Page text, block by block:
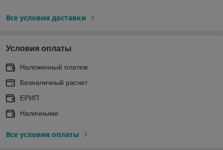
Все условия доставки
Условия оплаты
Наложенный платеж
Безналичный расчет
ЕРИП
Наличными
Все условия оплаты